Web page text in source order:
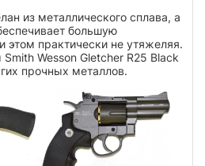
из металлического сплава, а
большую
этом практически не утяжеляя.
Wesson Gletcher R25 Black
прочных металлов.